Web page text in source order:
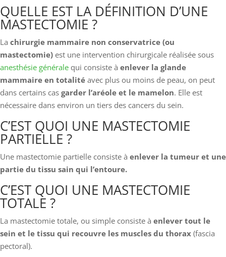
QUELLE EST LA DÉFINITION D’UNE
MASTECTOMIE ?
La chirurgie mammaire non conservatrice (ou
mastectomie) est une intervention chirurgicale réalisée sous
anesthésie générale qui consiste à enlever la glande
mammaire en totalité avec plus ou moins de peau, on peut
dans certains cas garder l’aréole et le mamelon. Elle est
nécessaire dans environ un tiers des cancers du sein.
C’EST QUOI UNE MASTECTOMIE
PARTIELLE ?
Une mastectomie partielle consiste à enlever la tumeur et une
partie du tissu sain qui l’entoure.
C’EST QUOI UNE MASTECTOMIE
TOTALE ?
La mastectomie totale, ou simple consiste à enlever tout le
sein et le tissu qui recouvre les muscles du thorax (fascia
pectoral).